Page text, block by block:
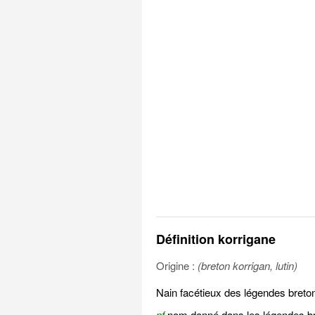
Définition korrigane
Origine : (breton korrigan, lutin)
Nain facétieux des légendes